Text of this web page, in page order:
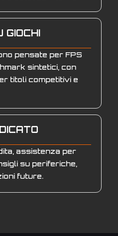
GIOCHI
pensate per FPS
sintetici, con
titoli competitivi e
assistenza per
su periferiche,
future.